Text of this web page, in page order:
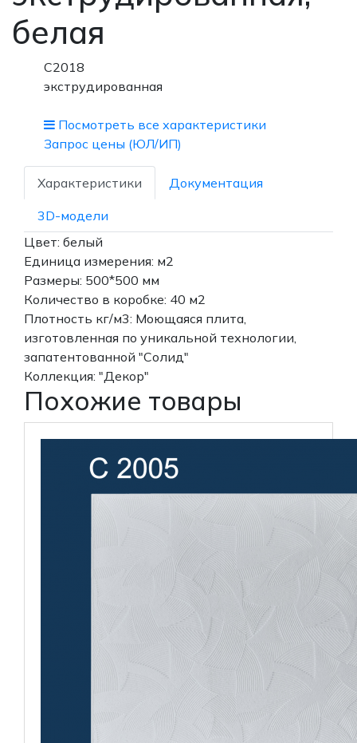
белая
С2018
экструдированная
Посмотреть все характеристики
Запрос цены (ЮЛ/ИП)
Характеристики Документация
3D-модели
Цвет: белый
Единица измерения: м2
Размеры: 500*500 мм
Количество в коробке: 40 м2
Плотность кг/м3: Моющаяся плита,
изготовленная по уникальной технологии,
запатентованной "Солид"
Коллекция: "Декор"
Похожие товары